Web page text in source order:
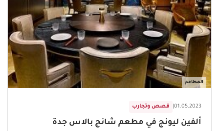
المطاعم
قصص وتجارب 01.05.2023
ألفين ليونج في مطعم شانج بالاس جدة